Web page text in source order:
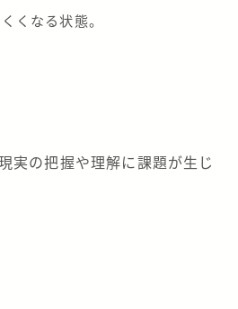
くなる状態。
実の把握や理解に課題が生じ